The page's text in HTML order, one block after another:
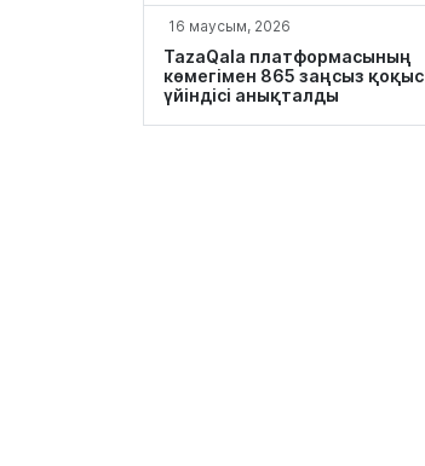
16 маусым, 2026
TazaQala платформасының
көмегімен 865 заңсыз қоқыс
үйіндісі анықталды